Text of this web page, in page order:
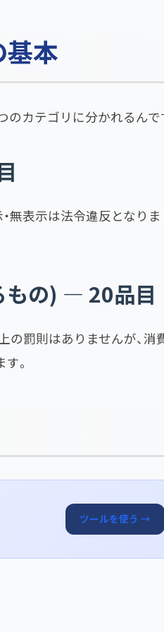
基本
のカテゴリに分かれるんで
無表示は法令違反となりま
もの) — 20品目
の罰則はありませんが、消
。
ツールを使う →